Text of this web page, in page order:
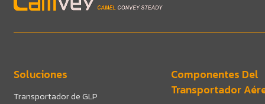
Soluciones
Transportador de GLP
Componentes Del
Transportador